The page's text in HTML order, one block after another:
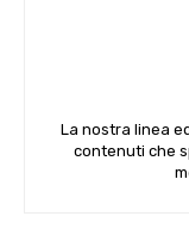
La nostra linea
contenuti che